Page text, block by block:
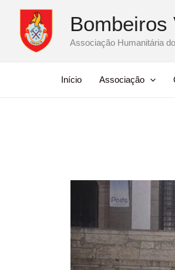
content
Bombeiros
Associação Humanitária
Início Associação